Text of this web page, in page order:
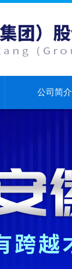
公司简介